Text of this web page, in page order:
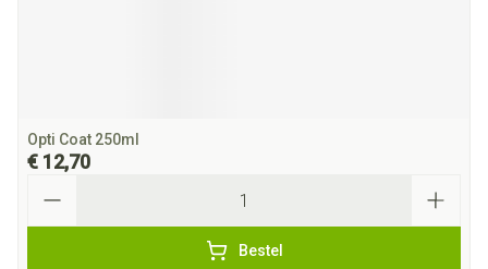
Opti Coat 250ml
€ 12,70
Bestel